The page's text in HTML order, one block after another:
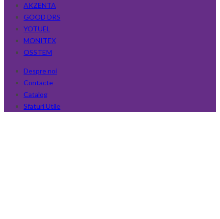
AKZENTA
GOOD DRS
YOTUEL
MONITEX
OSSTEM
Despre noi
Contacte
Catalog
Sfaturi Utile